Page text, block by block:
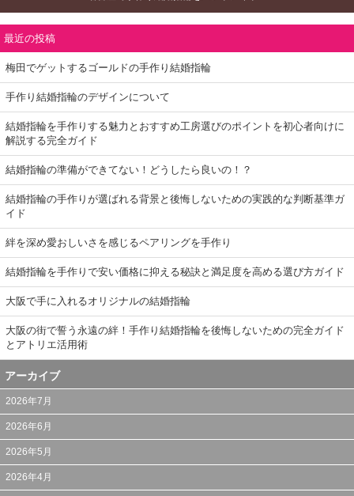
最近の投稿
梅田でゲットするゴールドの手作り結婚指輪
手作り結婚指輪のデザインについて
結婚指輪を手作りする魅力とおすすめ工房選びのポイントを初心者向けに
解説する完全ガイド
結婚指輪の準備ができてない！どうしたら良いの！？
結婚指輪の手作りが選ばれる背景と後悔しないための実践的な判断基準ガ
イド
絆を深め愛おしいさを感じるペアリングを手作り
結婚指輪を手作りで安い価格に抑える秘訣と満足度を高める選び方ガイド
大阪で手に入れるオリジナルの結婚指輪
大阪の街で誓う永遠の絆！手作り結婚指輪を後悔しないための完全ガイド
とアトリエ活用術
アーカイブ
2026年7月
2026年6月
2026年5月
2026年4月